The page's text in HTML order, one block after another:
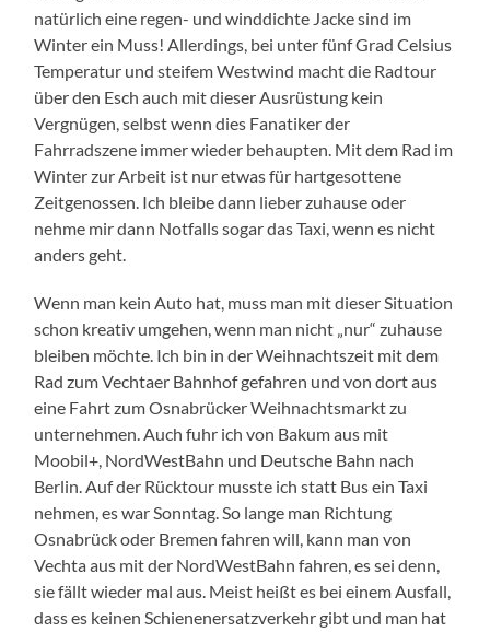
natürlich eine regen- und winddichte Jacke sind im
Winter ein Muss! Allerdings, bei unter fünf Grad Celsius
Temperatur und steifem Westwind macht die Radtour
über den Esch auch mit dieser Ausrüstung kein
Vergnügen, selbst wenn dies Fanatiker der
Fahrradszene immer wieder behaupten. Mit dem Rad im
Winter zur Arbeit ist nur etwas für hartgesottene
Zeitgenossen. Ich bleibe dann lieber zuhause oder
nehme mir dann Notfalls sogar das Taxi, wenn es nicht
anders geht.
Wenn man kein Auto hat, muss man mit dieser Situation
schon kreativ umgehen, wenn man nicht „nur“ zuhause
bleiben möchte. Ich bin in der Weihnachtszeit mit dem
Rad zum Vechtaer Bahnhof gefahren und von dort aus
eine Fahrt zum Osnabrücker Weihnachtsmarkt zu
unternehmen. Auch fuhr ich von Bakum aus mit
Moobil+, NordWestBahn und Deutsche Bahn nach
Berlin. Auf der Rücktour musste ich statt Bus ein Taxi
nehmen, es war Sonntag. So lange man Richtung
Osnabrück oder Bremen fahren will, kann man von
Vechta aus mit der NordWestBahn fahren, es sei denn,
sie fällt wieder mal aus. Meist heißt es bei einem Ausfall,
dass es keinen Schienenersatzverkehr gibt und man hat